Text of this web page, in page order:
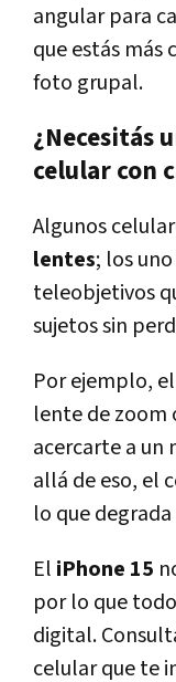
angular para
que estás más
foto grupal.
¿Necesitás
celular con
Algunos
lentes; los
teleobjetivos
sujetos sin
Por ejemplo, el
lente de zoom
acercarte a un
allá de eso, el
lo que
El iPhone 15
por lo que
digital.
celular que te